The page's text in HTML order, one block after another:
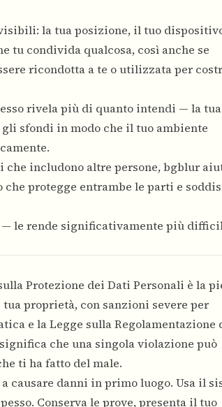
la tua posizione, il tuo
tu condivida qualcosa, così anche se
ricondotta a te o utilizzata per
rivela più di quanto intendi — la tua
sfondi in modo che il tuo ambiente
includono altre persone, bgblur
protegge entrambe le parti e
le rende significativamente più
Protezione dei Dati Personali è la
proprietà, con sanzioni severe per
e la Legge sulla Regolamentazione
che una singola violazione può
ti ha fatto del male.
causare danni in primo luogo. Usa il
Conserva le prove, presenta il tuo